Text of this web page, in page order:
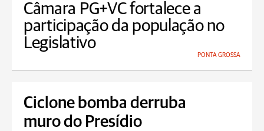
Câmara PG+VC fortalece a
participação da população no
Legislativo
PONTA GROSSA
Ciclone bomba derruba
muro do Presídio